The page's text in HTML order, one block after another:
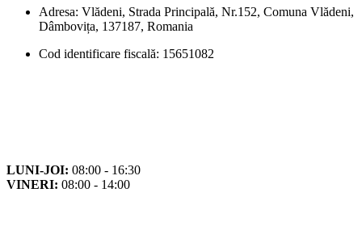
Adresa: Vlădeni, Strada Principală, Nr.152, Comuna Vlădeni,
Dâmbovița, 137187, Romania
Cod identificare fiscală: 15651082
LUNI-JOI: 08:00 - 16:30
VINERI: 08:00 - 14:00